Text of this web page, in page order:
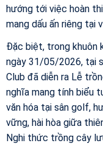
hướng tới việc hoàn
mang dấu ấn riêng tại
Đặc biệt, trong khuôn
ngày 31/05/2026, tại
Club đã diễn ra Lễ
nghĩa mang tính biểu
văn hóa tại sân golf,
vững, hài hòa giữa
Nghi thức trồng cây